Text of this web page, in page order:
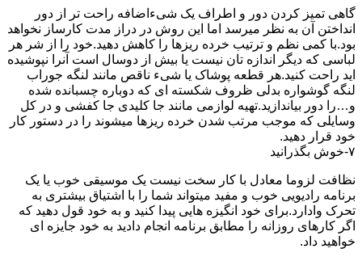
گاهی تمیز کردن دور و اطراف یک شیءاضافه راحت تر از دور
انداختن آن به نظر میرسد اما این روش در دراز مدت کارساز نخواهد
بود.با کمی نظم و ترتیب خرده ریزها را کاهش دهید.خود را از شر هر
لباسی که دیگر اندازه تان نیست یا بیش از دوسال است آنرا نپوشیده
اید راحت کنید.هر قطعه پوشاک یا شیء ناقص مانند لنگه جوراب
لنگه گوشواره بدلی ظروف شکسته ای که دوباره چسبانده شده
و…را دور بیاندازید.تهیه لوازمی مانند جا کلیدی جا کفشی و در کل
وسایلی که موجب مرتب شدن خرده ریزها میشوند را در دستور کار
خود قرار دهید.
۷-خوش بگذرانید
نظافت لزوما معادل با کار سخت نیست یک موسیقی خوب یا یک
برنامه رادیویی خوب و مفید میتواند شما را با اشتیاق بیشتری به
تحرک وادارد.برای خود انگیزه هایی پیدا کنید و به خود قول دهید که
اگر کارهای روزانه را مطابق برنامه انجام دادید به خود جایزه ای
خواهید داد.